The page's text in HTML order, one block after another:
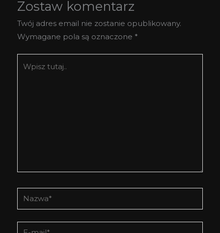
Zostaw komentarz
Twój adres email nie zostanie opublikowany.
Wymagane pola są oznaczone *
tutaj..
Nazwa*
E-